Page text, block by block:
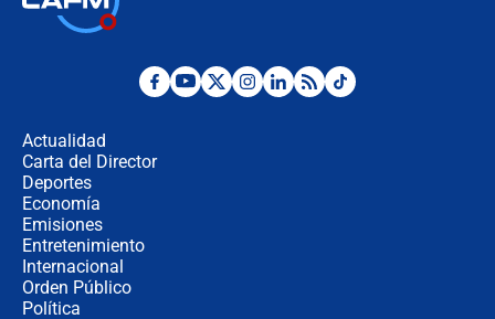
"No hubo fraude ni posibilidad de
Actualidad
Carta del Director
Deportes
Economía
Emisiones
Entretenimiento
Internacional
Orden Público
Política